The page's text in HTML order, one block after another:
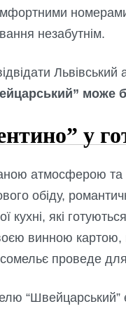
незабутнім.
Львівський
може
у
атмосферою
обіду,
кухні, які
винною картою,
проведе
“Швейцарський”